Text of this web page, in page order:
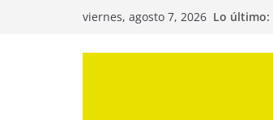
viernes, agosto 7, 2026 Lo último: